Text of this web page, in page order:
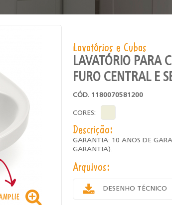
Lavatórios e Cubas
LAVATÓRIO PARA
FURO CENTRAL E
CÓD. 1180070581200
CORES:
Descrição:
GARANTIA: 10 ANOS DE
GARANTIA).
Arquivos:
DESENHO TÉCNICO